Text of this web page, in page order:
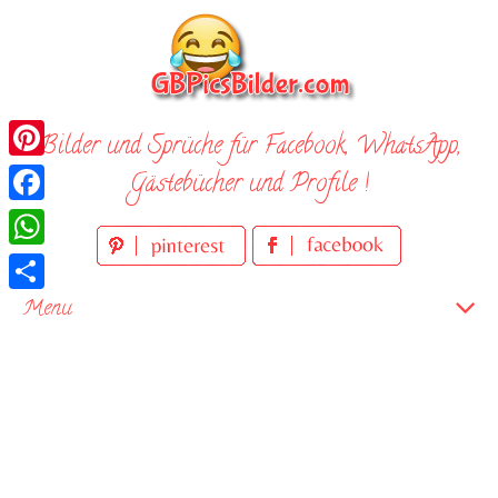
Bilder und Sprüche für Facebook, WhatsApp,
Gästebücher und Profile !
Menu
Pinterest
Facebook
WhatsApp
Teilen